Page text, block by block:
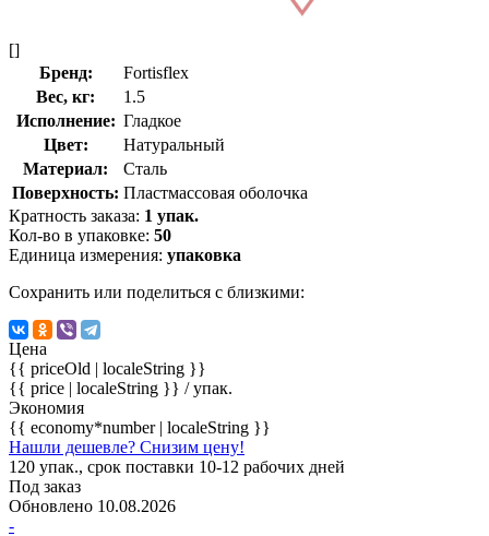
[]
Бренд:
Fortisflex
Вес, кг:
1.5
Исполнение: Гладкое
Цвет:
Натуральный
Материал:
Сталь
Поверхность: Пластмассовая оболочка
Кратность заказа: 1 упак.
Кол-во в упаковке: 50
Единица измерения: упаковка
Сохранить или поделиться с близкими:
Цена
{{ priceOld | localeString }}
{{ price | localeString }} / упак.
Экономия
{{ economy*number | localeString }}
Нашли дешевле? Снизим цену!
120 упак., срок поставки 10-12 рабочих дней
Под заказ
Обновлено 10.08.2026
-